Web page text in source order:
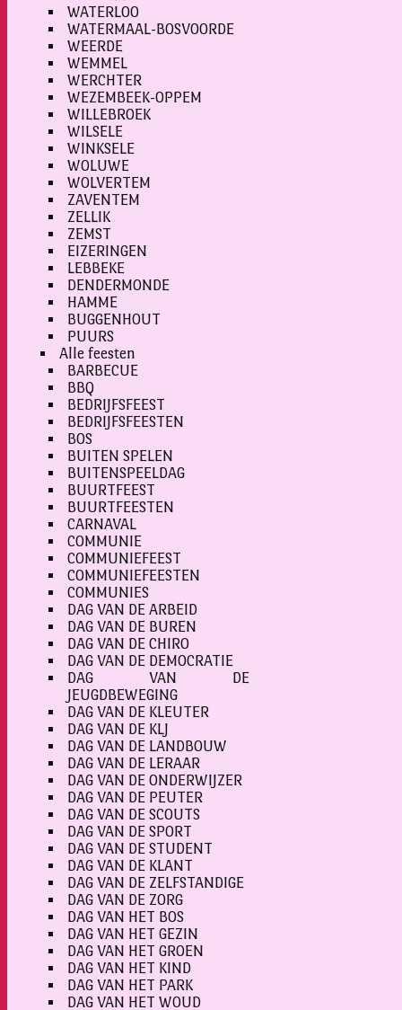
WATERLOO
WATERMAAL-BOSVOORDE
WEERDE
WEMMEL
WERCHTER
WEZEMBEEK-OPPEM
WILLEBROEK
WILSELE
WINKSELE
WOLUWE
WOLVERTEM
ZAVENTEM
ZELLIK
ZEMST
EIZERINGEN
LEBBEKE
DENDERMONDE
HAMME
BUGGENHOUT
PUURS
Alle feesten
BARBECUE
BBQ
BEDRIJFSFEEST
BEDRIJFSFEESTEN
BOS
BUITEN SPELEN
BUITENSPEELDAG
BUURTFEEST
BUURTFEESTEN
CARNAVAL
COMMUNIE
COMMUNIEFEEST
COMMUNIEFEESTEN
COMMUNIES
DAG VAN DE ARBEID
DAG VAN DE BUREN
DAG VAN DE CHIRO
DAG VAN DE DEMOCRATIE
DAG VAN DE
JEUGDBEWEGING
DAG VAN DE KLEUTER
DAG VAN DE KLJ
DAG VAN DE LANDBOUW
DAG VAN DE LERAAR
DAG VAN DE ONDERWIJZER
DAG VAN DE PEUTER
DAG VAN DE SCOUTS
DAG VAN DE SPORT
DAG VAN DE STUDENT
DAG VAN DE KLANT
DAG VAN DE ZELFSTANDIGE
DAG VAN DE ZORG
DAG VAN HET BOS
DAG VAN HET GEZIN
DAG VAN HET GROEN
DAG VAN HET KIND
DAG VAN HET PARK
DAG VAN HET WOUD